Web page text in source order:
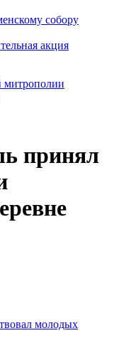
собору
акция
митрополии
принял